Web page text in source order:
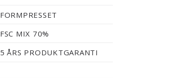
FORMPRESSET
FSC MIX 70%
5 ÅRS PRODUKTGARANTI